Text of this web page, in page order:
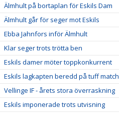
Älmhult på bortaplan för Eskils Dam
Älmhult går för seger mot Eskils
Ebba Jahnfors inför Älmhult
Klar seger trots trötta ben
Eskils damer möter toppkonkurrent
Eskils lagkapten beredd på tuff match
Vellinge IF - årets stora överraskning
Eskils imponerade trots utvisning